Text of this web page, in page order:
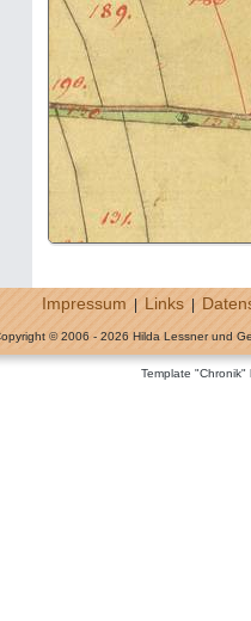
Impressum|Links|
© 2006 - 2026 Hilda Lessner und
Template